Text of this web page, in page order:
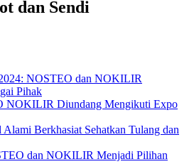
NOSTEO dan NOKILIR
Pihak
NOKILIR Diundang Mengikuti Expo
Berkhasiat Sehatkan Tulang dan
dan NOKILIR Menjadi Pilihan